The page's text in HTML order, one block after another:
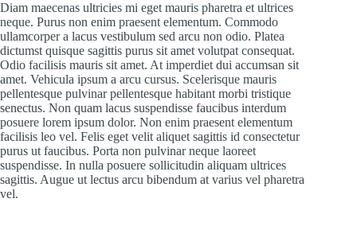
Diam maecenas ultricies mi eget mauris pharetra et ultrices
neque. Purus non enim praesent elementum. Commodo
ullamcorper a lacus vestibulum sed arcu non odio. Platea
dictumst quisque sagittis purus sit amet volutpat consequat.
Odio facilisis mauris sit amet. At imperdiet dui accumsan sit
amet. Vehicula ipsum a arcu cursus. Scelerisque mauris
pellentesque pulvinar pellentesque habitant morbi tristique
senectus. Non quam lacus suspendisse faucibus interdum
posuere lorem ipsum dolor. Non enim praesent elementum
facilisis leo vel. Felis eget velit aliquet sagittis id consectetur
purus ut faucibus. Porta non pulvinar neque laoreet
suspendisse. In nulla posuere sollicitudin aliquam ultrices
sagittis. Augue ut lectus arcu bibendum at varius vel pharetra
vel.